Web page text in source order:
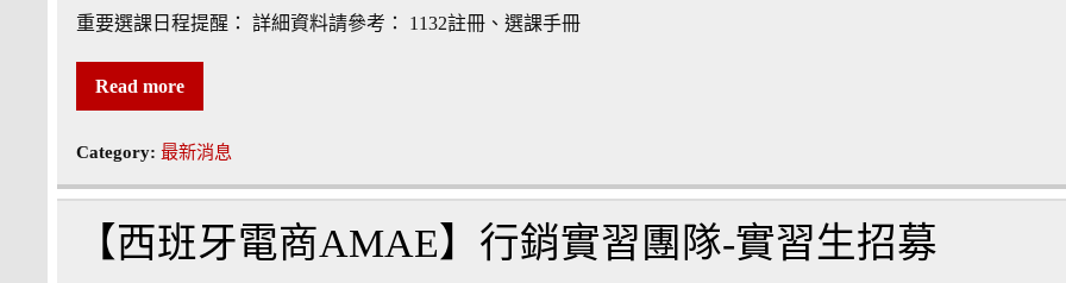
重要選課日程提醒： 詳細資料請參考： 1132註冊、選課手冊
Read more
Category:最新消息
【西班牙電商AMAE】行銷實習團隊-實習生招募